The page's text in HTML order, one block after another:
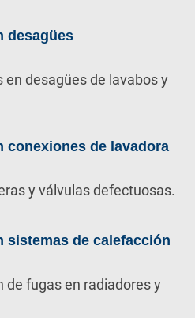
desagües
en desagües de lavabos y
conexiones de lavadora
y válvulas defectuosas.
sistemas de calefacción
de fugas en radiadores y